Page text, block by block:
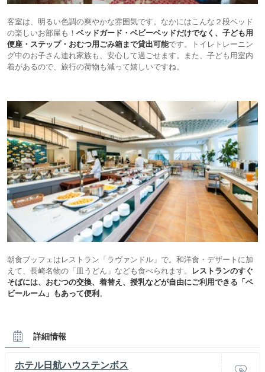
客室は、明るい色調の爽やかな雰囲気です。なかにはこんな２段ベッド
の楽しいお部屋も！ ベッドガード・ベビーベッドだけでなく、子ども用
便座・ステップ・おむつ用ごみ箱まで貸出可能です。トイレトレーニン
グ中のお子さん連れ家族も、安心して過ごせます。また、子ども用室内
着があるので、旅行の荷物も減って嬉しいですね。
朝食ブッフェはレストラン「ラヴァンドル」で。和洋食・デザートに加
えて、長崎名物の「皿うどん」なども食べられます。
レストランのすぐ
そばには、おむつの交換、着替え、授乳などが自由にご利用できる「ベ
ビールーム」もあって便利 。
詳細情報
ホテル日航ハウステンボス